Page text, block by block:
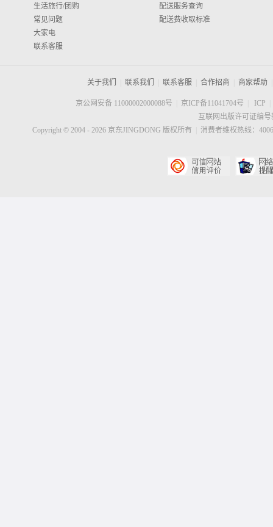
生活旅行/团购
常见问题
大家电
联系客服
配送服务查询
配送费收取标准
关于我们 联系我们 联系客服 合作招商 商家帮助
京公网安备 11000002000088号 京ICP备11041704号 ICP
互联网出版许可证编
Copyright © 2004 - 2026京东JINGDONG 版权所有 消费者维权热线：